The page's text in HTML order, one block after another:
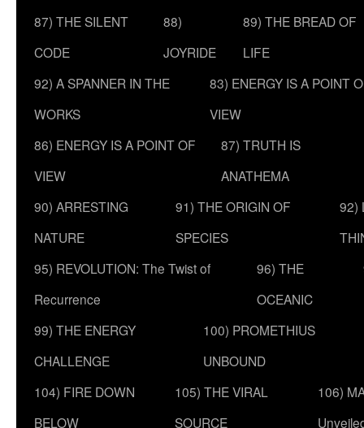
87) THE SILENT
CODE
88)
JOYRIDE
89) THE BREAD OF
LIFE
92) A SPANNER IN THE
WORKS
83) ENERGY IS A POINT
VIEW
86) ENERGY IS A POINT OF
VIEW
87) TRUTH IS
ANATHEMA
90) ARRESTING
NATURE
91) THE ORIGIN OF
SPECIES
92)
95) REVOLUTION: The Twist of
Recurrence
96) THE
OCEANIC
99) THE ENERGY
CHALLENGE
100) PROMETHIUS
UNBOUND
104) FIRE DOWN
BELOW
105) THE VIRAL
SOURCE
106)